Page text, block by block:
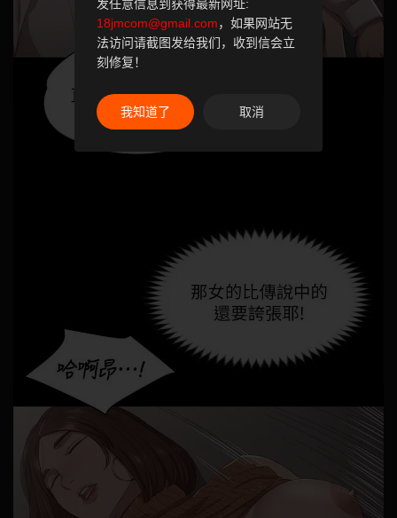
发任意信息到获得最新网址:
18jmcom@gmail.com，如果网站无
法访问请截图发给我们，收到信会立
刻修复！
我知道了 取消